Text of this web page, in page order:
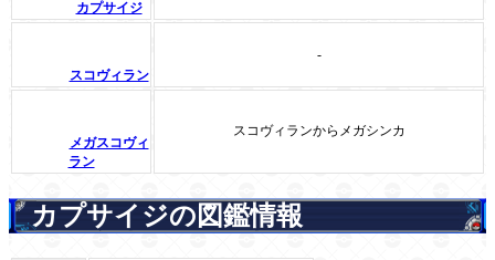
カプサイジ
スコヴィラン
-
メガスコヴィ
ラン
スコヴィランからメガシンカ
カプサイジの図鑑情報